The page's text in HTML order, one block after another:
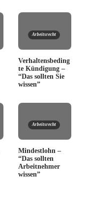
Arbeitsrecht
Verhaltensbeding
te Kündigung –
“Das sollten Sie
wissen”
Arbeitsrecht
Mindestlohn –
“Das sollten
Arbeitnehmer
wissen”